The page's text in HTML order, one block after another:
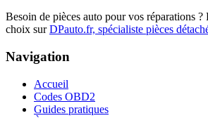
Besoin de pièces auto pour vos réparations
choix sur DPauto.fr, spécialiste pièces
Navigation
Accueil
Codes OBD2
Guides pratiques